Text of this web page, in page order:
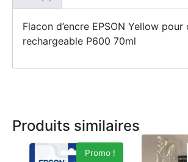
Flacon d’encre EPSON Yellow
rechargeable P600 70ml
Produits similaires
Promo !